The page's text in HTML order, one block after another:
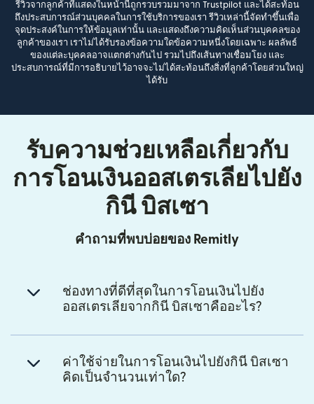
รีวิวจากลูกค้าที่แสดงในหน้านี้ถูกรวบรวมมาจาก Trustpilot และได้สะท้อน
ถึงประสบการณ์ส่วนบุคคลในการใช้บริการของเรา รีวิวเหล่านี้จัดทำขึ้นเพื่อ
จุดประสงค์ในการให้ข้อมูลเท่านั้น และแสดงถึงความคิดเห็นส่วนบุคคลของ
ลูกค้าของเรา เราไม่ได้รับรองข้อความใดข้อความหนึ่งโดยเฉพาะ ผลลัพธ์
ของแต่ละบุคคลอาจแตกต่างกันไป รวมไปถึงเส้นทางเชื่อมโยง และ
ประสบการณ์ที่มีการอธิบายไว้อาจจะไม่ได้สะท้อนถึงสิ่งที่ลูกค้าโดยส่วนใหญ่
ได้รับ
รับความช่วยเหลือเกี่ยวกับ
การโอนเงินออสเตรเลียไปยัง
กินี บิสเซา
คำถามที่พบบ่อยของ Remitly
ช่องทางที่ดีที่สุดในการโอนเงินไปยัง
ออสเตรเลียจากกินี บิสเซาคืออะไร?
ค่าใช้จ่ายในการโอนเงินไปยังกินี บิสเซา
คิดเป็นจำนวนเท่าใด?